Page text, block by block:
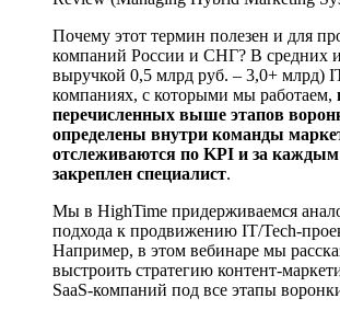
Почему этот термин полезен и для
компаний России и СНГ? В средних
выручкой 0,5 млрд руб. – 3,0+ млрд)
компаниях, с которыми мы работаем,
перечисленных выше этапов
определены внутри команды
отслеживаются по KPI и за
закреплен специалист.
Мы в HighTime придерживаемся
подхода к продвижению IT/Tech-
Например, в этом вебинаре мы
выстроить стратегию контент-
SaaS-компаний под все этапы